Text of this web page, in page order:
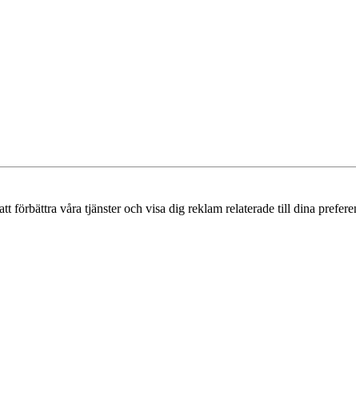
förbättra våra tjänster och visa dig reklam relaterade till dina